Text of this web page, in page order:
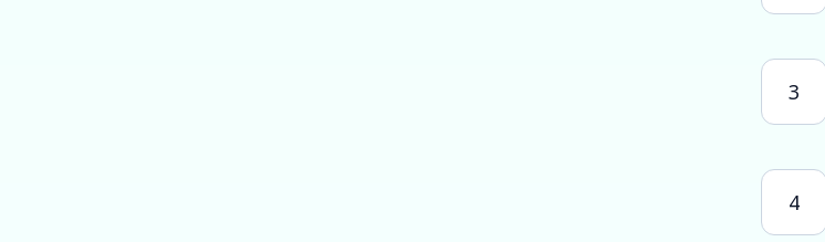
3
4